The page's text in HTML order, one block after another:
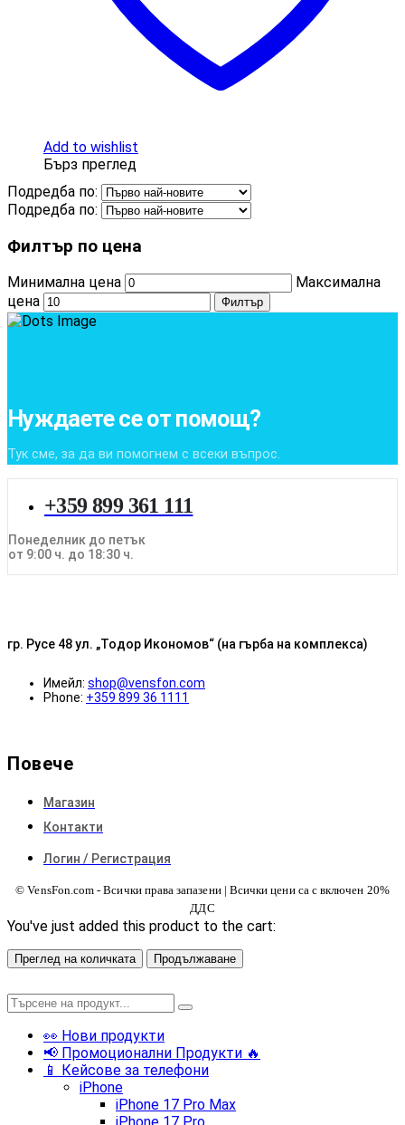
Add to wishlist
Бърз преглед
Подредба по:
Подредба по:
Филтър по цена
Минимална цена
Максимална
цена
Филтър
Нуждаете се от помощ?
Тук сме, за да ви помогнем с всеки въпрос.
+359 899 361 111
Понеделник до петък
от 9:00 ч. до 18:30 ч.
гр. Русе 48 ул. „Тодор Икономов“ (на гърба на комплекса)
Имейл: shop@vensfon.com
Phone: +359 899 36 1111
Повече
Магазин
Контакти
Логин / Регистрация
© VensFon.com - Всички права запазени | Всички цени са с включен 20%
ДДС
You've just added this product to the cart:
Преглед на количката Продължаване
👀 Нови продукти
📢 Промоционални Продукти 🔥
📱 Кейсове за телефони
iPhone
iPhone 17 Pro Max